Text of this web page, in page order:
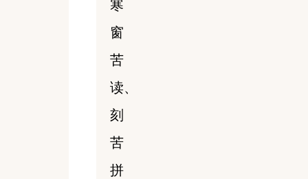
寒
窗
苦
读、
刻
苦
拼